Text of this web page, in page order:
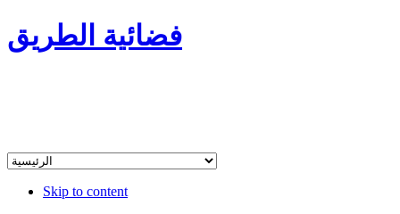
فضائية الطريق
Skip to content